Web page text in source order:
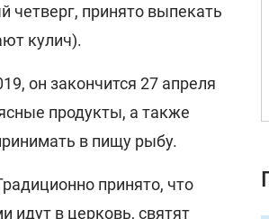
четверг, принято выпекать
кулич).
он закончится 27 апреля
продукты, а также
в пищу рыбу.
принято, что
идут в церковь, святят